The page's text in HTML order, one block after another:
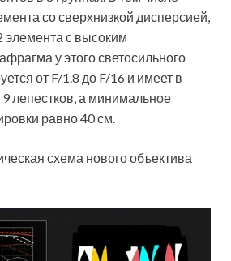
со сверхнизкой дисперсией,
элемента с высоким
у этого светосильного
от F/1.8 до F/16 и имеет в
9 лепестков, а минимальное
равно 40 см.
схема нового объектива